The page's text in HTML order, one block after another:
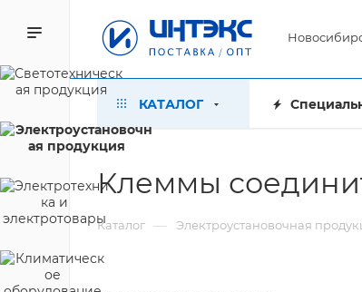
КАТАЛОГ
Клеммы
Каталог — Электроустановочная